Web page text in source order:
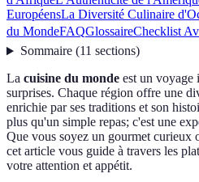
EuropéensLa Diversité Culinaire
du MondeFAQGlossaireChecklist
Sommaire(11 sections)
La cuisine du monde est un voyage
surprises. Chaque région offre une
enrichie par ses traditions et son
plus qu'un simple repas; c'est une
Que vous soyez un gourmet curieux
cet article vous guide à travers les
votre attention et appétit.